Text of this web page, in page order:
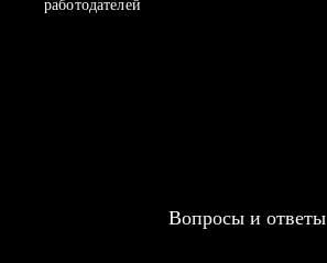
работодателей
Вопросы и ответы